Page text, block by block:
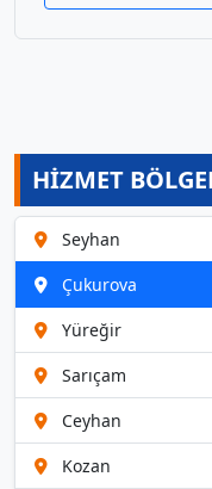
HİZMET
Seyhan
Çukurova
Yüreğir
Sarıçam
Ceyhan
Kozan